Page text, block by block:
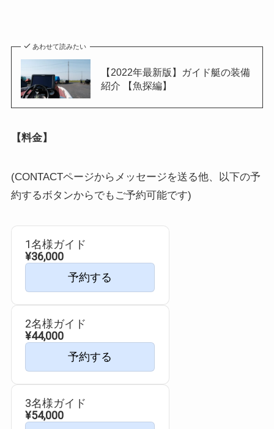
あわせて読みたい
【2022年最新版】ガイド艇の装備
紹介 【魚探編】
【料金】
(CONTACTページからメッセージを送る他、以下の予
約するボタンからでもご予約可能です)
1名様ガイド
¥36,000
予約する
2名様ガイド
¥44,000
予約する
3名様ガイド
¥54,000